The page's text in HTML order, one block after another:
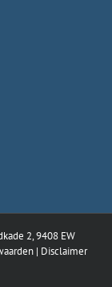
2, 9408 EW
| Disclaimer